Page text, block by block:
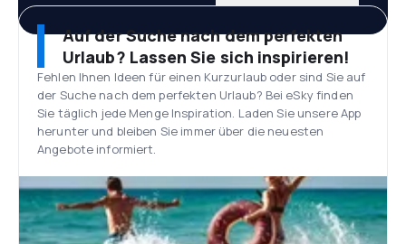
Auf der Suche nach dem perfekten
Urlaub? Lassen Sie sich inspirieren!
Fehlen Ihnen Ideen für einen Kurzurlaub oder sind Sie auf
der Suche nach dem perfekten Urlaub? Bei eSky finden
Sie täglich jede Menge Inspiration. Laden Sie unsere App
herunter und bleiben Sie immer über die neuesten
Angebote informiert.